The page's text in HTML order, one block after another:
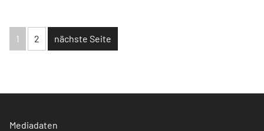
1 2 nächste Seite
Mediadaten